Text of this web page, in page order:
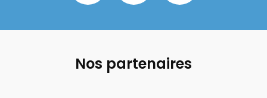
Nos partenaires